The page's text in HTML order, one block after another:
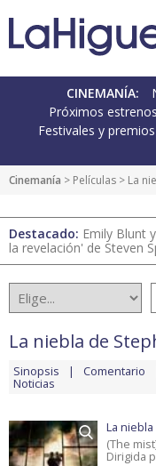
CINEMANÍA:
Próximos estrenos
Festivales y premios
Cinemanía > Películas > La
Destacado: Emily Blunt
la revelación' de Steven
La niebla de
Sinopsis Comentario
Noticias
La
(The
Dirigida